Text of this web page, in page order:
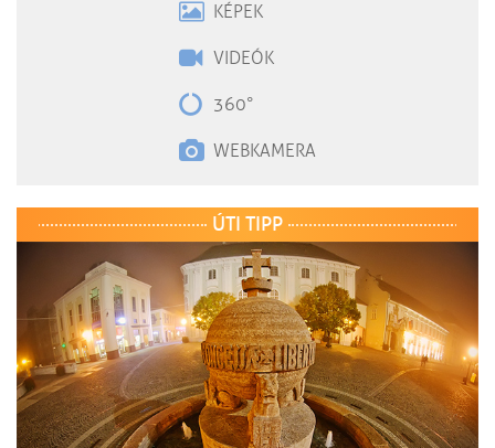
KÉPEK
VIDEÓK
360°
WEBKAMERA
ÚTI TIPP